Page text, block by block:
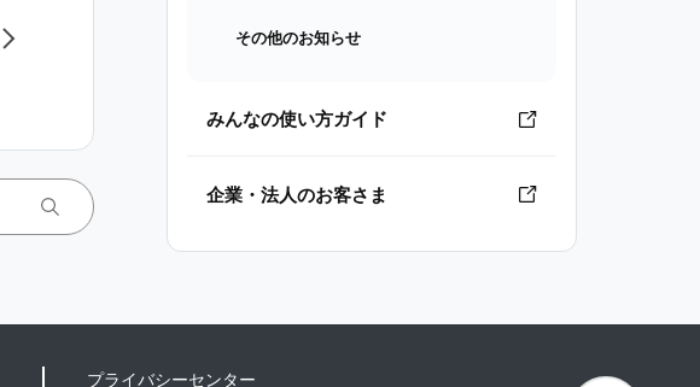
その他のお知らせ
みんなの使い方ガイド
企業・法人のお客さま
プライバシーセンター